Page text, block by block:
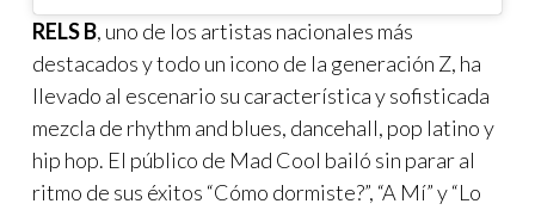
RELS B, uno de los artistas nacionales más
destacados y todo un icono de la generación Z, ha
llevado al escenario su característica y sofisticada
mezcla de rhythm and blues, dancehall, pop latino y
hip hop. El público de Mad Cool bailó sin parar al
ritmo de sus éxitos “Cómo dormiste?”, “A Mí” y “Lo